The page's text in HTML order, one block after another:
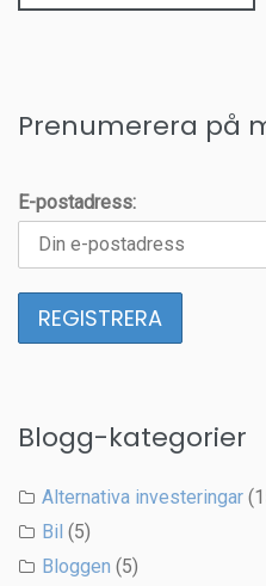
Prenumerera på
E-postadress:
Blogg-kategorier
Alternativa investeringar
Bil (5)
Bloggen (5)